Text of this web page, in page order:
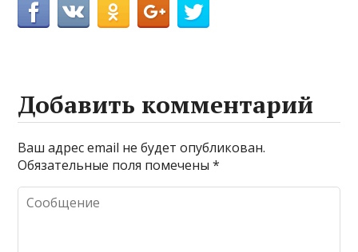
Добавить комментарий
Ваш адрес email не будет опубликован.
Обязательные поля помечены*